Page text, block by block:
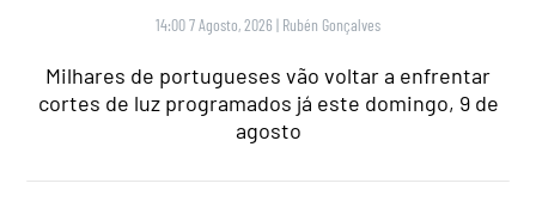
14:00 7 Agosto, 2026 | Rubén Gonçalves
Milhares de portugueses vão voltar a enfrentar
cortes de luz programados já este domingo, 9 de
agosto